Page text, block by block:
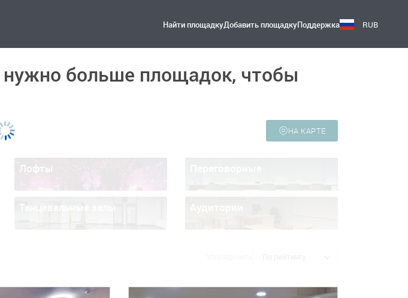
Найти площадкуДобавить площадкуПоддержка RUB
больше площадок, чтобы
НА КАРТЕ
Лофты
Танцевальные залы